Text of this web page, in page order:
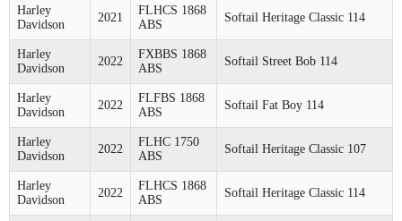
Harley
Davidson
2021
FLHCS 1868
ABS
Softail Heritage Classic 114
Harley
Davidson
2022
FXBBS 1868
ABS
Softail Street Bob 114
Harley
Davidson
2022
FLFBS 1868
ABS
Softail Fat Boy 114
Harley
Davidson
2022
FLHC 1750
ABS
Softail Heritage Classic 107
Harley
Davidson
2022
FLHCS 1868
ABS
Softail Heritage Classic 114